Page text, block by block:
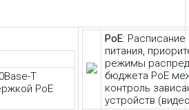
T
PoE
PoE:
питания,
режимы
бюджета PoE
контроль
устройств